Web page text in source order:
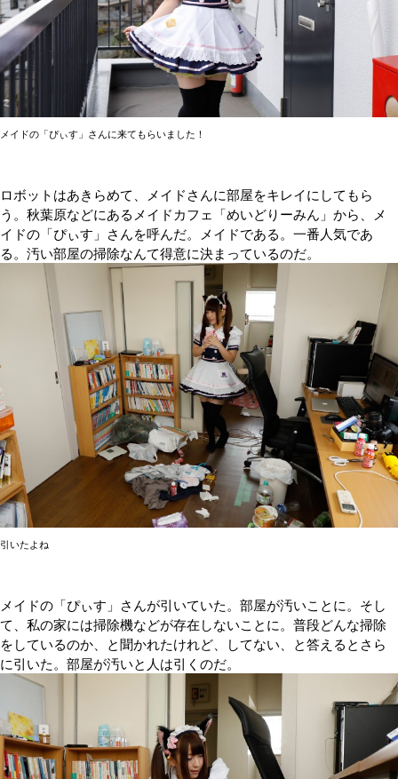
メイドの「ぴぃす」さんに来てもらいました！
ロボットはあきらめて、メイドさんに部屋をキレイにしてもら
う。秋葉原などにあるメイドカフェ「めいどりーみん」から、メ
イドの「ぴぃす」さんを呼んだ。メイドである。一番人気であ
る。汚い部屋の掃除なんて得意に決まっているのだ。
引いたよね
メイドの「ぴぃす」さんが引いていた。部屋が汚いことに。そし
て、私の家には掃除機などが存在しないことに。普段どんな掃除
をしているのか、と聞かれたけれど、してない、と答えるとさら
に引いた。部屋が汚いと人は引くのだ。